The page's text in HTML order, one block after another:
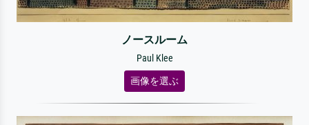
ノースルーム
Paul Klee
画像を選ぶ